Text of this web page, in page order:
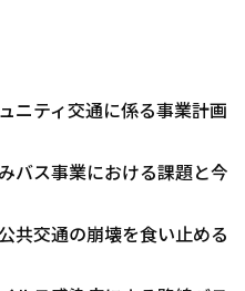
ティ交通に係る事業計画
ス事業における課題と今
交通の崩壊を食い止める